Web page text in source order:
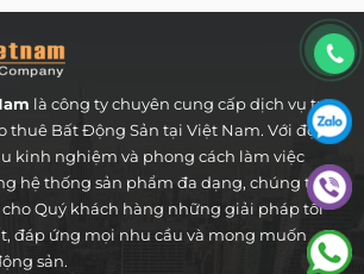
là công ty chuyên cung cấp dịch vụ tư
thuê Bất Động Sản tại Việt Nam. Với đội
kinh nghiệm và phong cách làm việc
hệ thống sản phẩm đa dạng, chúng tôi
Quý khách hàng những giải pháp tối
đáp ứng mọi nhu cầu và mong muốn
sản.